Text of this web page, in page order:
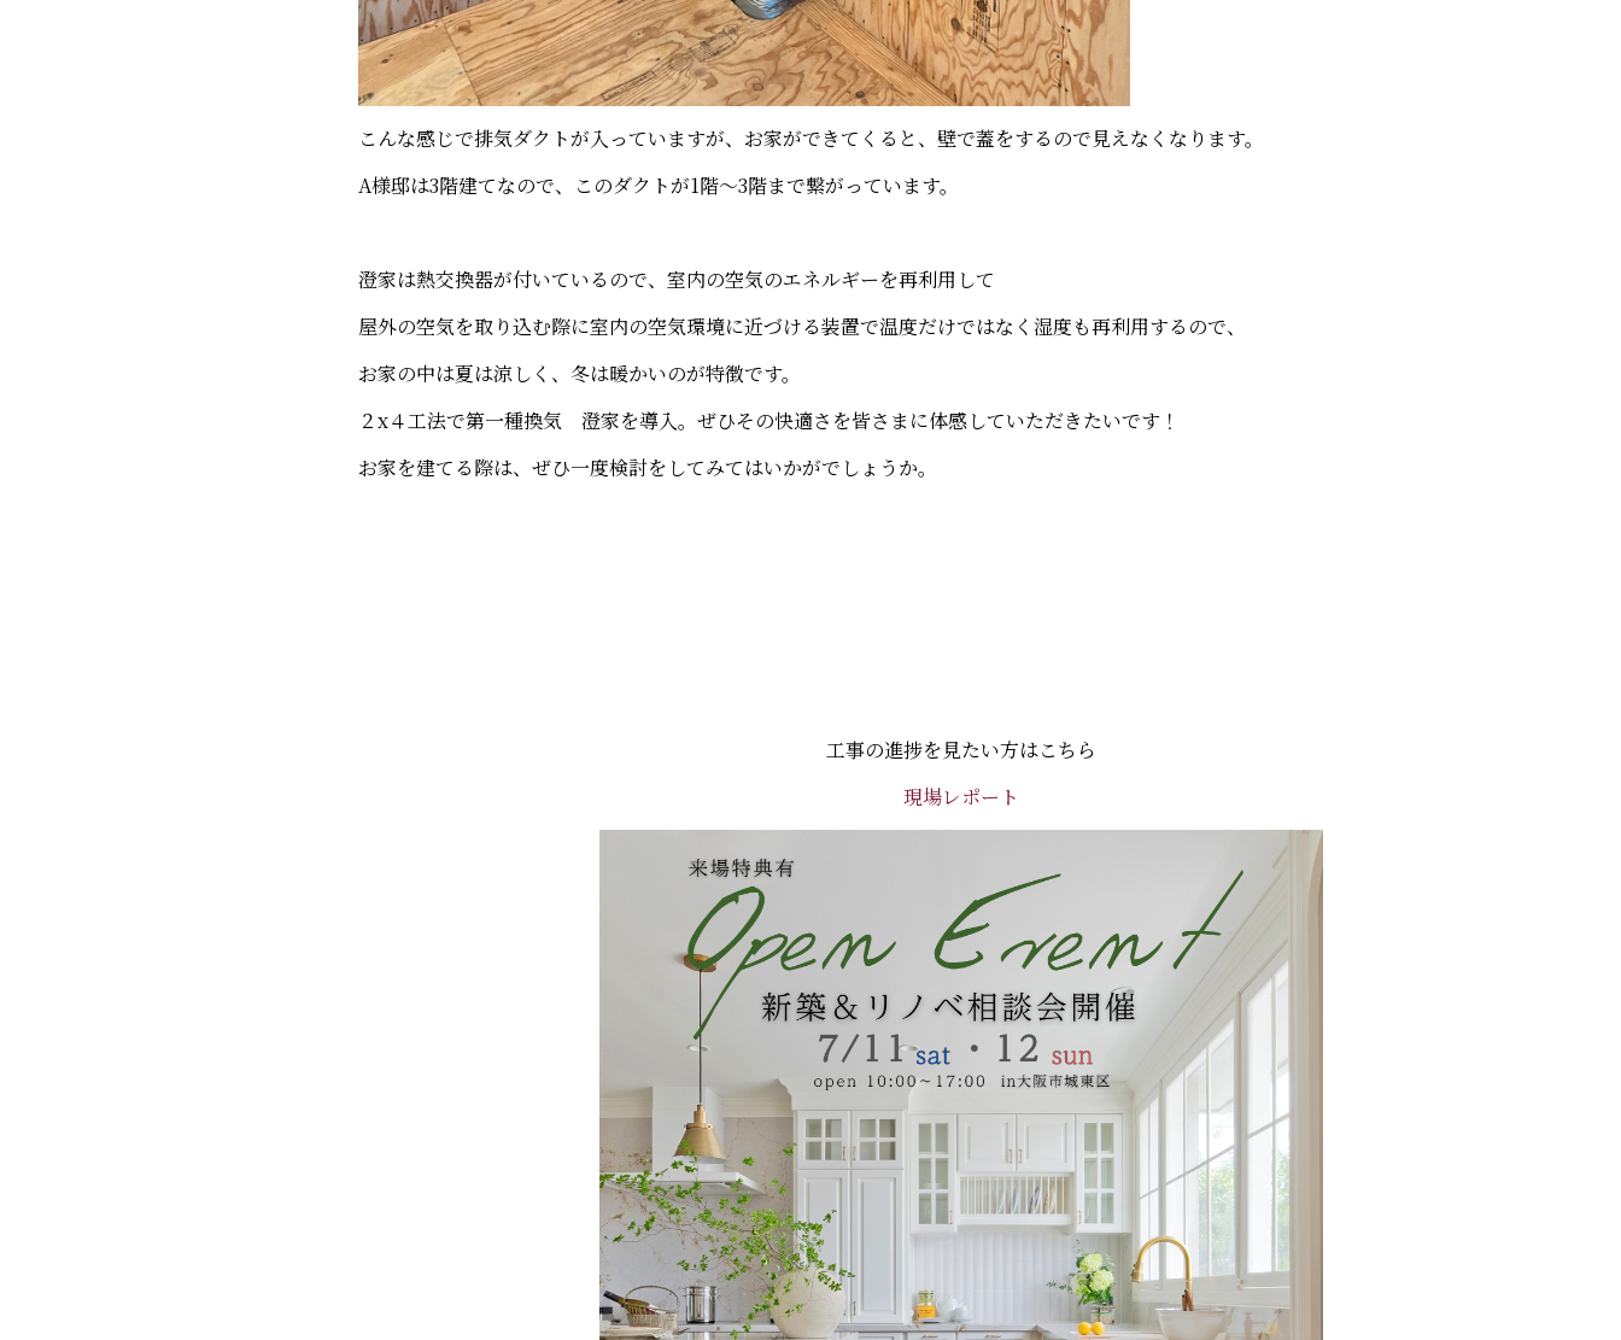
こんな感じで排気ダクトが入っていますが、お家ができてくると、壁で蓋をするので見えなくなります。
A様邸は3階建てなので、このダクトが1階～3階まで繋がっています。
澄家は熱交換器が付いているので、室内の空気のエネルギーを再利用して
屋外の空気を取り込む際に室内の空気環境に近づける装置で温度だけではなく湿度も再利用するので、
お家の中は夏は涼しく、冬は暖かいのが特徴です。
２x４工法で第一種換気 澄家を導入。ぜひその快適さを皆さまに体感していただきたいです！
お家を建てる際は、ぜひ一度検討をしてみてはいかがでしょうか。
工事の進捗を見たい方はこちら
現場レポート